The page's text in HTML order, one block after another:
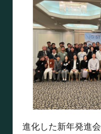
進化した新年発進会